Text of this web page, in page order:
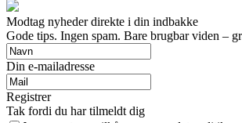
Modtag nyheder direkte i din indbakke
Gode tips. Ingen spam. Bare brugbar viden –
Din e-mailadresse
Registrer
Tak fordi du har tilmeldt dig